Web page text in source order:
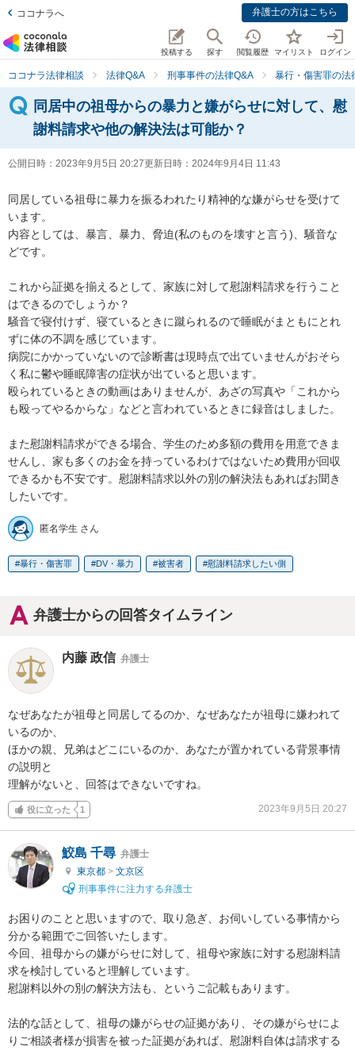
ココナラへ 弁護士の方はこちら
投稿する 探す 閲覧履歴 マイリスト ログイン
ココナラ法律相談 法律Q&A 刑事事件の法律Q&A 暴行・傷害罪の法
同居中の祖母からの暴力と嫌がらせに対して、慰
謝料請求や他の解決法は可能か？
公開日時： 2023年9月5日 20:27更新日時： 2024年9月4日 11:43
同居している祖母に暴力を振るわれたり精神的な嫌がらせを受けて
います。
内容としては、暴言、暴力、脅迫(私のものを壊すと言う)、騒音な
どです。
これから証拠を揃えるとして、家族に対して慰謝料請求を行うこと
はできるのでしょうか？
騒音で寝付けず、寝ているときに蹴られるので睡眠がまともにとれ
ずに体の不調を感じています。
病院にかかっていないので診断書は現時点で出ていませんがおそら
く私に鬱や睡眠障害の症状が出ていると思います。
殴られているときの動画はありませんが、あざの写真や「これから
も殴ってやるからな」などと言われているときに録音はしました。
また慰謝料請求ができる場合、学生のため多額の費用を用意できま
せんし、家も多くのお金を持っているわけではないため費用が回収
できるかも不安です。慰謝料請求以外の別の解決法もあればお聞き
したいです。
匿名学生 さん
暴行・傷害罪 DV・暴力 被害者 慰謝料請求したい側
弁護士からの回答タイムライン
内藤 政信 弁護士
なぜあなたが祖母と同居してるのか、なぜあなたが祖母に嫌われて
いるのか、
ほかの親、兄弟はどこにいるのか、あなたが置かれている背景事情
の説明と
理解がないと、回答はできないですね。
役に立った 1 2023年9月5日 20:27
鮫島 千尋 弁護士
東京都 > 文京区
刑事事件に注力する弁護士
お困りのことと思いますので、取り急ぎ、お伺いしている事情から
分かる範囲でご回答いたします。
今回、祖母からの嫌がらせに対して、祖母や家族に対する慰謝料請
求を検討していると理解しています。
慰謝料以外の別の解決方法も、というご記載もあります。
法的な話として、祖母の嫌がらせの証拠があり、その嫌がらせによ
りご相談者様が損害を被った証拠があれば、慰謝料自体は請求する